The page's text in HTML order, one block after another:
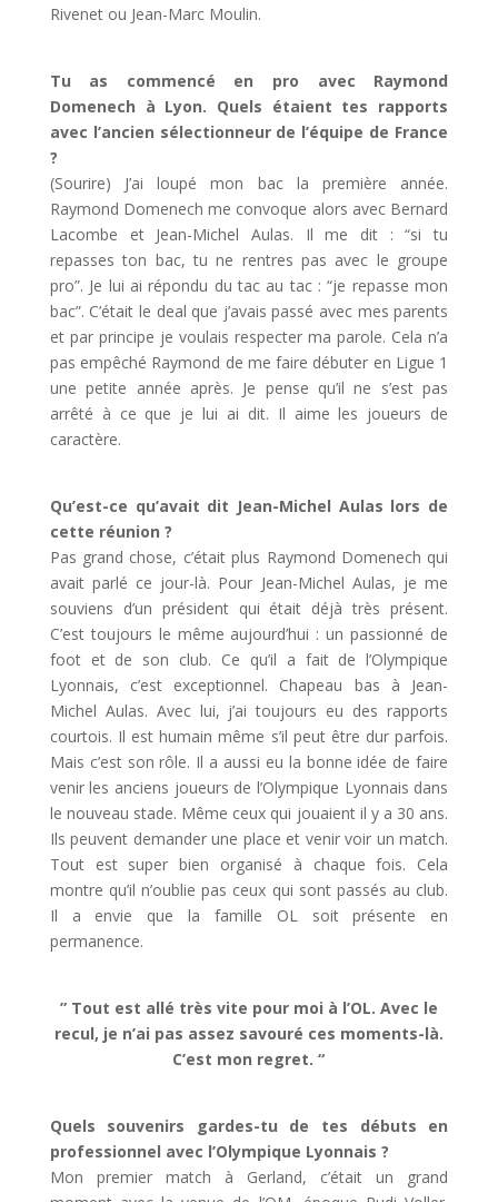
Rivenet ou Jean-Marc Moulin.
Tu as commencé en pro avec Raymond
Domenech à Lyon. Quels étaient tes rapports
avec l’ancien sélectionneur de l’équipe de France
?
(Sourire) J’ai loupé mon bac la première année.
Raymond Domenech me convoque alors avec Bernard
Lacombe et Jean-Michel Aulas. Il me dit : “si tu
repasses ton bac, tu ne rentres pas avec le groupe
pro”. Je lui ai répondu du tac au tac : “je repasse mon
bac”. C’était le deal que j’avais passé avec mes parents
et par principe je voulais respecter ma parole. Cela n’a
pas empêché Raymond de me faire débuter en Ligue 1
une petite année après. Je pense qu’il ne s’est pas
arrêté à ce que je lui ai dit. Il aime les joueurs de
caractère.
Qu’est-ce qu’avait dit Jean-Michel Aulas lors de
cette réunion ?
Pas grand chose, c’était plus Raymond Domenech qui
avait parlé ce jour-là. Pour Jean-Michel Aulas, je me
souviens d’un président qui était déjà très présent.
C’est toujours le même aujourd’hui : un passionné de
foot et de son club. Ce qu’il a fait de l’Olympique
Lyonnais, c’est exceptionnel. Chapeau bas à Jean-
Michel Aulas. Avec lui, j’ai toujours eu des rapports
courtois. Il est humain même s’il peut être dur parfois.
Mais c’est son rôle. Il a aussi eu la bonne idée de faire
venir les anciens joueurs de l’Olympique Lyonnais dans
le nouveau stade. Même ceux qui jouaient il y a 30 ans.
Ils peuvent demander une place et venir voir un match.
Tout est super bien organisé à chaque fois. Cela
montre qu’il n’oublie pas ceux qui sont passés au club.
Il a envie que la famille OL soit présente en
permanence.
” Tout est allé très vite pour moi à l’OL. Avec le
recul, je n’ai pas assez savouré ces moments-là.
C’est mon regret. “
Quels souvenirs gardes-tu de tes débuts en
professionnel avec l’Olympique Lyonnais ?
Mon premier match à Gerland, c’était un grand